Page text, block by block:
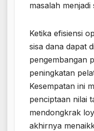
masalah menjadi
Ketika efisiensi
sisa dana dapat
pengembangan
peningkatan
Kesempatan ini
penciptaan nilai
mendongkrak
akhirnya